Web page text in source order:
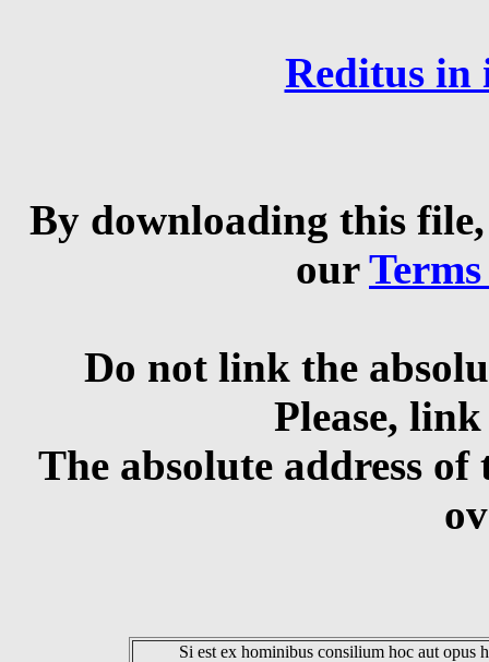
Reditus in
By downloading this
our
Do not link the
Please,
The absolute address
Si est ex hominibus consilium hoc aut opus